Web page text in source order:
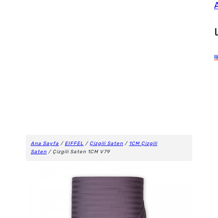
Ana Sayfa / EIFFEL / Çizgili Saten / 1CM Çizgili
Saten / Çizgili Saten 1CM V79